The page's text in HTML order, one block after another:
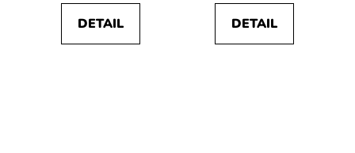
DETAIL DETAIL